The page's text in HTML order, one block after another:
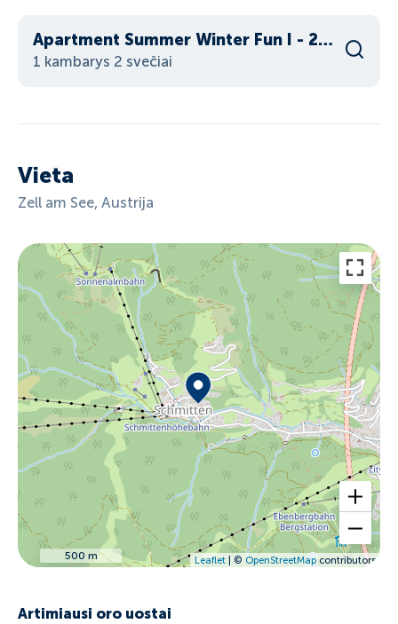
Apartment Summer Winter Fun I - 200 From ski lif
1 kambarys 2 svečiai
Vieta
Zell am See, Austrija
500 m Leaflet| © OpenStreetMapcontributors
Artimiausi oro uostai